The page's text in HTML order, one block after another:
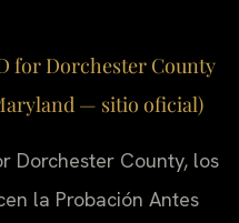
for Dorchester County
— sitio oficial)
Dorchester County, los
la Probación Antes